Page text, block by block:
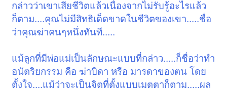
กล่าวว่าเขาเสียชีวิตแล้วเนื่องจากไม่รับรู้อะไรแล้ว
ก็ตาม....คุณไม่มีสิทธิเด็ดขาดในชีวิตของเขา.....ชื่อ
ว่าคุณฆ่าคนๆหนึ่งทันที.....
แม้ลูกที่มีพ่อแม่เป็นลักษณะแบบที่กล่าว.....ก็ชื่อว่าทำ
อนัตริยกรรม คือ ฆ่าบิดา หรือ มารดาของตน โดย
ตั้งใจ....แม้ว่าจะเป็นจิตที่ตั้งแบบเมตตาก็ตาม.....ผล